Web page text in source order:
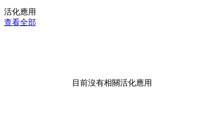
活化應用
查看全部
目前沒有相關活化應用